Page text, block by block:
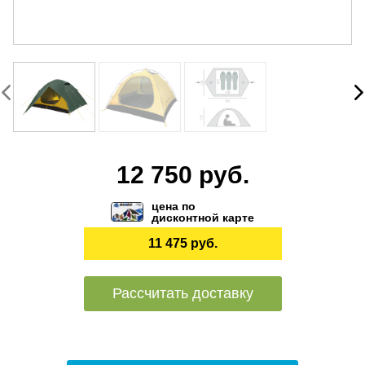
12 750 руб.
цена по
дисконтной карте
11 475 руб.
Рассчитать доставку